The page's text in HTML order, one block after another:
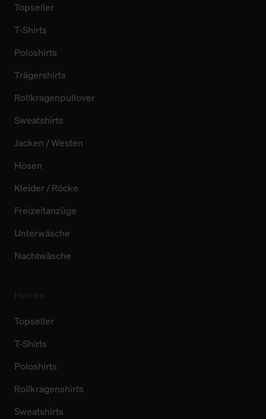
Topseller
T-Shirts
Poloshirts
Trägershirts
Rollkragenpullover
Sweatshirts
Jacken / Westen
Hosen
Kleider / Röcke
Freizeitanzüge
Unterwäsche
Nachtwäsche
Topseller
T-Shirts
Poloshirts
Rollkragenshirts
Sweatshirts